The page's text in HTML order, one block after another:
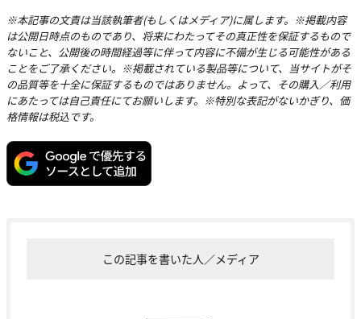
※本記事の文責は当該執筆者(もしくはメディア)に属します。※掲載内容
は公開日時点のものであり、将来にわたってその真正性を保証するもので
ないこと、公開後の時間経過等に伴って内容に不備が生じる可能性がある
ことをご了承ください。※掲載されている製品等について、当サイトがそ
の品質等を十全に保証するものではありません。よって、その購入／利用
にあたっては自己責任にてお願いします。※特別な表記がないかぎり、価
格情報は税込です。
この記事を書いた人／メディア